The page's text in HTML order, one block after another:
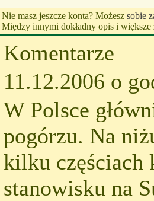
Nie masz jeszcze konta? Możesz sobie
Między innymi dokładny opis i większe
Komentarze
11.12.2006 o
W Polsce
pogórzu. Na
kilku częściach
stanowisku na